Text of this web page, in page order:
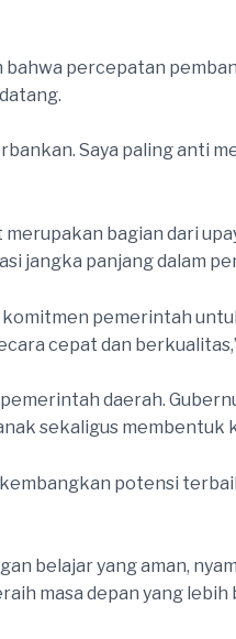
percepatan
Saya paling anti
bagian dari
jangka panjang dalam
pemerintah
cepat dan
daerah.
sekaligus membentuk
potensi
belajar yang aman,
masa depan yang lebih